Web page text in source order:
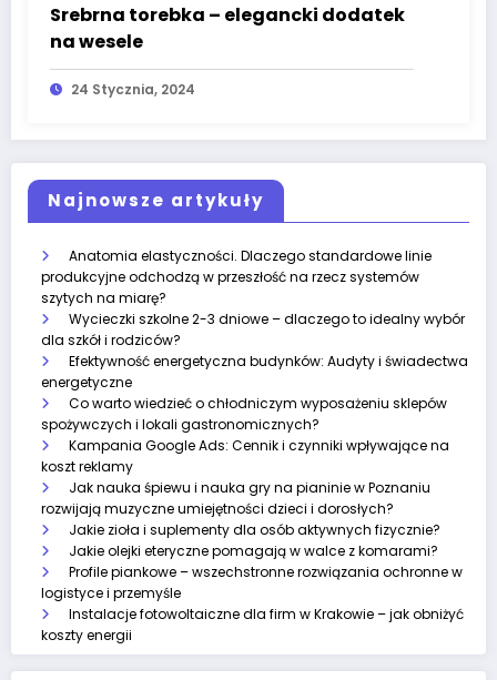
Srebrna torebka – elegancki dodatek
na wesele
24 Stycznia, 2024
Najnowsze artykuły
Anatomia elastyczności. Dlaczego standardowe linie
produkcyjne odchodzą w przeszłość na rzecz systemów
szytych na miarę?
Wycieczki szkolne 2-3 dniowe – dlaczego to idealny wybór
dla szkół i rodziców?
Efektywność energetyczna budynków: Audyty i świadectwa
energetyczne
Co warto wiedzieć o chłodniczym wyposażeniu sklepów
spożywczych i lokali gastronomicznych?
Kampania Google Ads: Cennik i czynniki wpływające na
koszt reklamy
Jak nauka śpiewu i nauka gry na pianinie w Poznaniu
rozwijają muzyczne umiejętności dzieci i dorosłych?
Jakie zioła i suplementy dla osób aktywnych fizycznie?
Jakie olejki eteryczne pomagają w walce z komarami?
Profile piankowe – wszechstronne rozwiązania ochronne w
logistyce i przemyśle
Instalacje fotowoltaiczne dla firm w Krakowie – jak obniżyć
koszty energii